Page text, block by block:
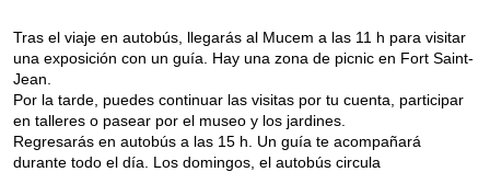
Tras el viaje en autobús, llegarás al Mucem a las 11 h para visitar
una exposición con un guía. Hay una zona de picnic en Fort Saint-
Jean.
Por la tarde, puedes continuar las visitas por tu cuenta, participar
en talleres o pasear por el museo y los jardines.
Regresarás en autobús a las 15 h. Un guía te acompañará
durante todo el día. Los domingos, el autobús circula